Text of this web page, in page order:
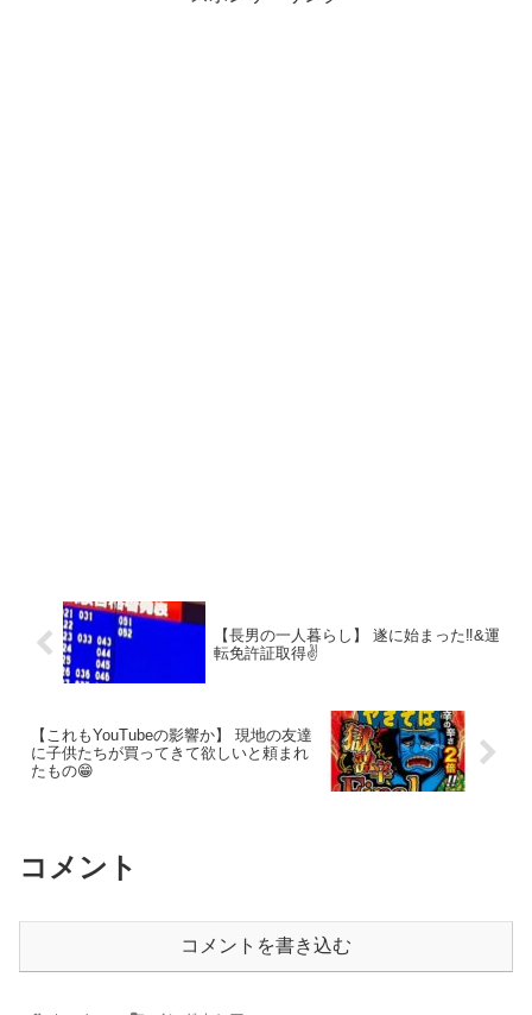
【長男の一人暮らし】 遂に始まった‼️&運
転免許証取得✌️
【これもYouTubeの影響か】 現地の友達
に子供たちが買ってきて欲しいと頼まれ
たもの😁
コメント
コメントを書き込む